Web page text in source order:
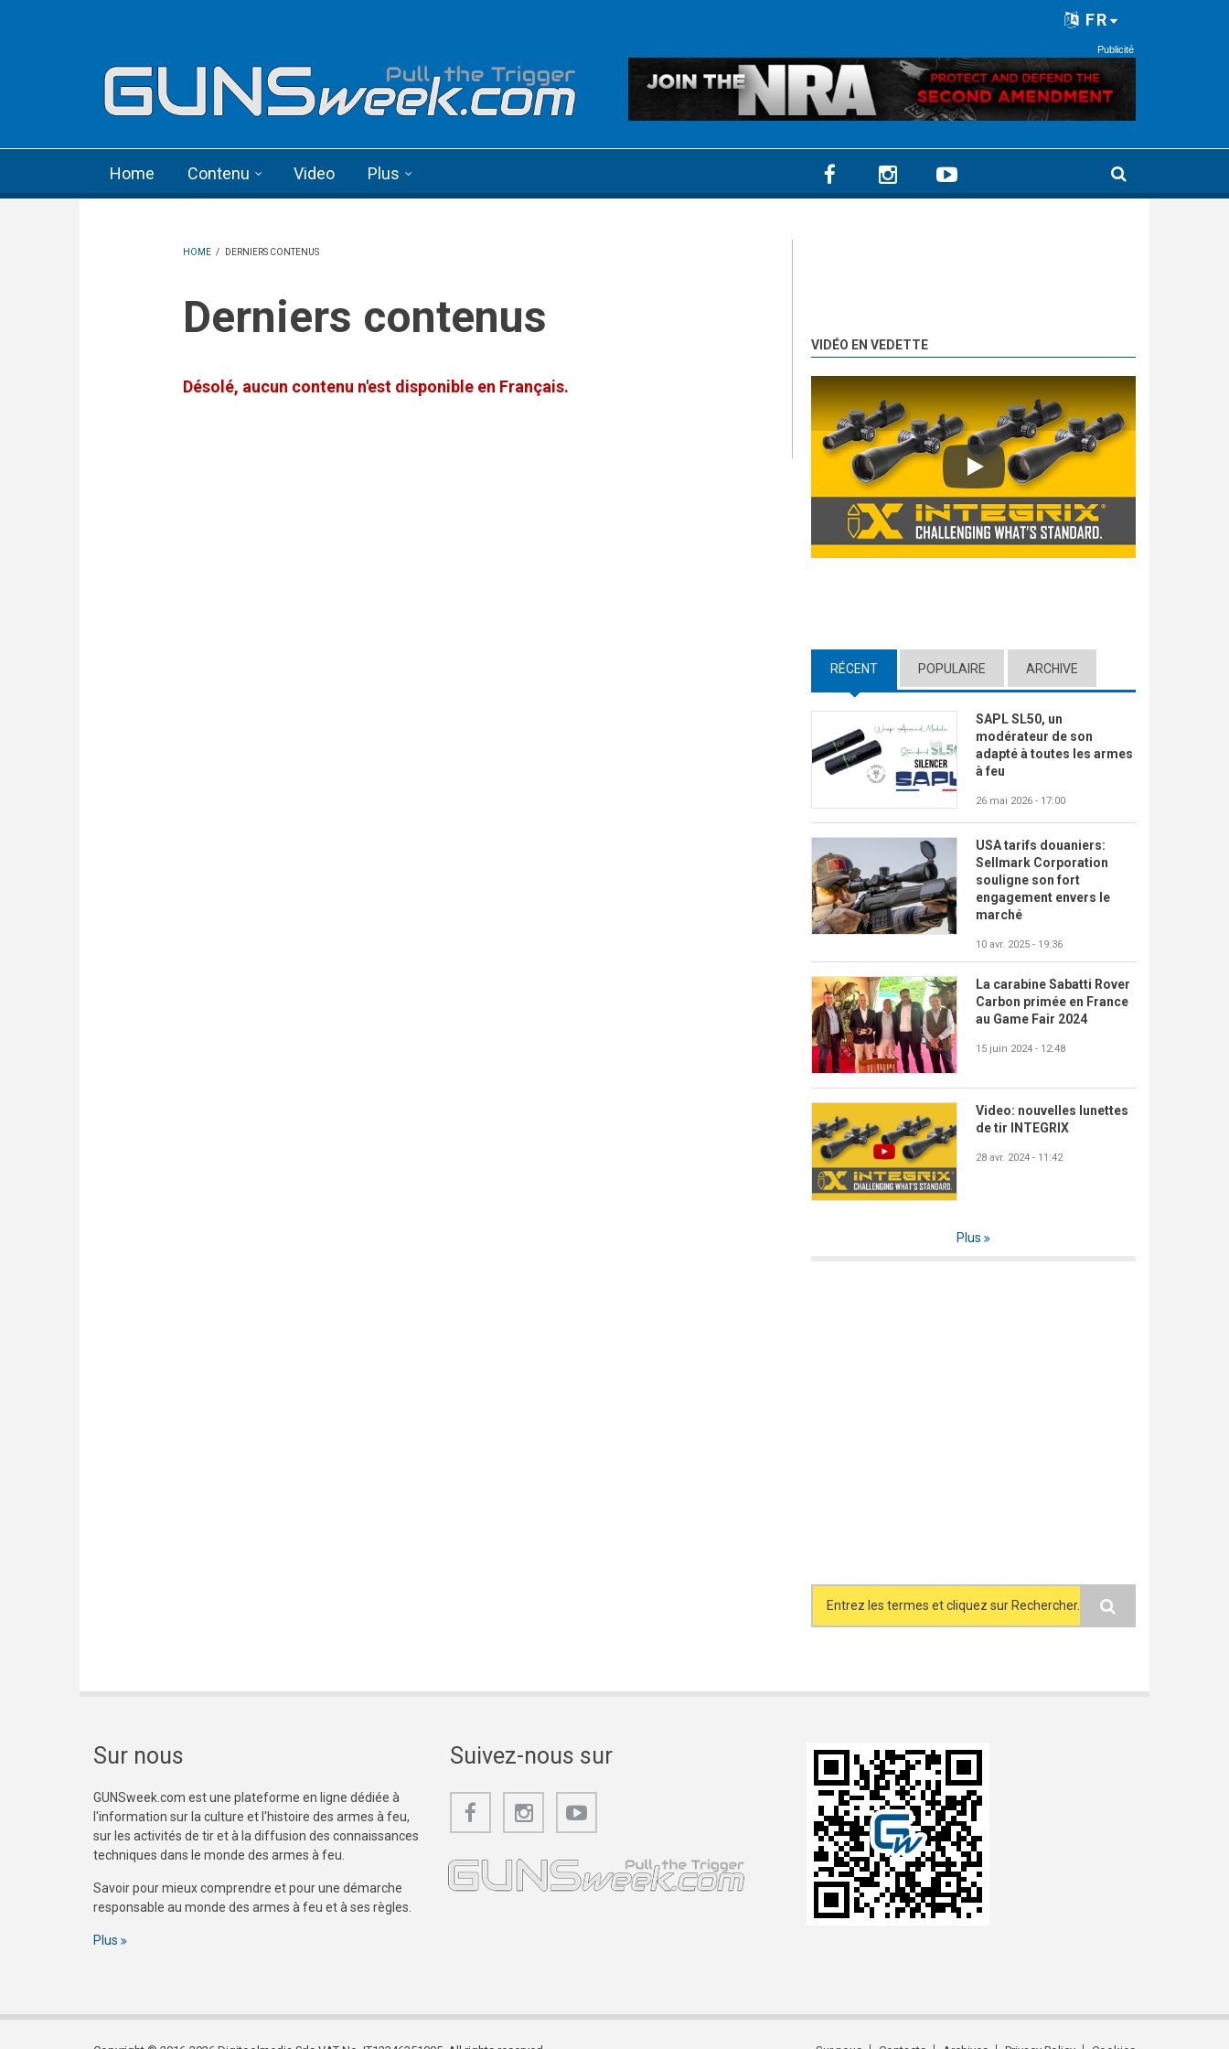
FR
Publicité
Home Contenu Video Plus
HOME / DERNIERS CONTENUS
Derniers contenus
Désolé, aucun contenu n'est disponible en Français.
VIDÉO EN VEDETTE
Play
RÉCENT (ACTIVE TAB)
POPULAIRE ARCHIVE
SAPL SL50, un
modérateur de son
adapté à toutes les armes
à feu
26 mai 2026 - 17:00
USA tarifs douaniers:
Sellmark Corporation
souligne son fort
engagement envers le
marché
10 avr. 2025 - 19:36
La carabine Sabatti Rover
Carbon primée en France
au Game Fair 2024
15 juin 2024 - 12:48
Video: nouvelles lunettes
de tir INTEGRIX
28 avr. 2024 - 11:42
Plus
Search form
Sur nous
GUNSweek.com est une plateforme en ligne dédiée à
l'information sur la culture et l'histoire des armes à feu,
sur les activités de tir et à la diffusion des connaissances
techniques dans le monde des armes à feu.
Savoir pour mieux comprendre et pour une démarche
responsable au monde des armes à feu et à ses règles.
Plus
Suivez-nous sur